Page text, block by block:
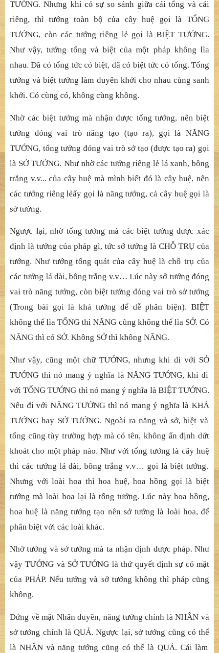
TƯỚNG. Nhưng khi có sựso sánh giữa cái tổng và cái
riêng, thì tướng toàn bộ của cây huệ gọi là TỔNG
TƯỚNG, còn các tướng riêng lẻ gọi là BIỆT TƯỚNG.
Như vậy, tướng tổng và biệt của một pháp không lìa
nhau.Đã có tổng tức có biệt, đãcó biệt tức có tổng. Tổng
tướng và biệt tướng làm duyên khởi cho nhau cùng sanh
khởi. Có cùng có, không cùng không.
Nhờcác biệt tướng mà nhận được tổng tướng, nên biệt
tướng đóng vai trò năng tạo (tạo ra), gọi là NĂNG
TƯỚNG, tổng tướng đóng vai trò sởtạo (được tạo ra) gọi
là SỞTƯỚNG. Như nhờcác tướng riêng lẻ lá xanh, bông
trắng v.v... của cây huệ mà mình biết đó là cây huệ, nên
các tướng riêng lẻấy gọi là năng tướng, cả cây huệ gọi là
sởtướng.
Ngược lại, nhờtổng tướng mà các biệt tướngđược xác
định là tướng của pháp gì, tức sởtướng là CHỖ TRỤ của
tướng. Như tướng tổng quát của cây huệ là chỗ trụ của
các tướng lá dài, bông trắng v.v… Lúc này sởtướngđóng
vai trò năng tướng, còn biệt tướngđóng vai trò sởtướng
(Trong bài gọi là khả tướng đểdễ phân biện). BIỆT
không thể lìa TỔNG thì NĂNG cũng không thểlìa SỞ. Có
NĂNG thì có SỞ. Không SỞthì không NĂNG.
Như vậy, cũng một chữTƯỚNG, nhưng khi đi với SỞ
TƯỚNG thì nó mang ý nghĩa là NĂNG TƯỚNG, khi đi
với TỔNG TƯỚNG thì nó mang ý nghĩa là BIỆT TƯỚNG.
Nếu đi với NĂNG TƯỚNG thì nó mang ý nghĩa là KHẢ
TƯỚNG hay SỞTƯỚNG. Ngoài ra năng và sở, biệt và
tổng cũng tùy trường hợp mà có tên, không ấnđịnh dứt
khoát cho một pháp nào. Như với tổng tướng là cây huệ
thì các tướng lá dài, bông trắng v.v… gọi là biệt tướng.
Nhưng với loài hoa thì hoa huệ, hoa hồng gọi là biệt
tướng mà loài hoa lại là tổng tướng. Lúc này hoa hồng,
hoa huệ là năng tướng tạo nên sởtướng là loài hoa, để
phân biệt với các loài khác.
Nhờtướng và sởtướng mà ta nhậnđịnh được pháp. Như
vậy TƯỚNG và SỞTƯỚNG là thứquyết định sựcó mặt
của PHÁP. Nếu tướng và sởtướng không thì pháp cũng
không.
Đứng về mặt Nhân duyên, năng tướng chính là NHÂN và
sởtướng chính là QUẢ. Ngược lại, sởtướng cũng có thể
là NHÂN và năng tướng cũng có thể là QUẢ. Cái làm